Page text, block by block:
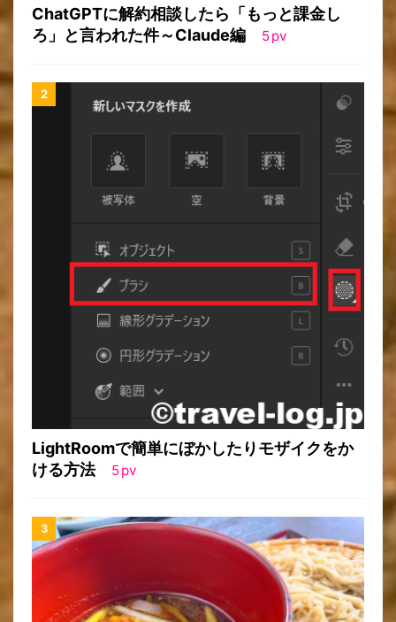
ChatGPTに解約相談したら「もっと課金し
ろ」と言われた件～Claude編
5pv
LightRoomで簡単にぼかしたりモザイクをか
ける方法
5pv